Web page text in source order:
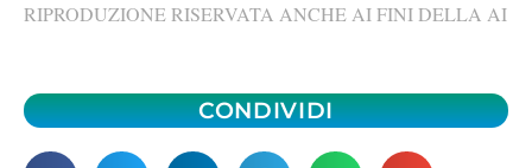
RIPRODUZIONE RISERVATA ANCHE AI FINI DELLA AI
CONDIVIDI